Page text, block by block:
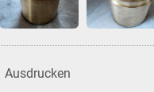
Ausdrucken